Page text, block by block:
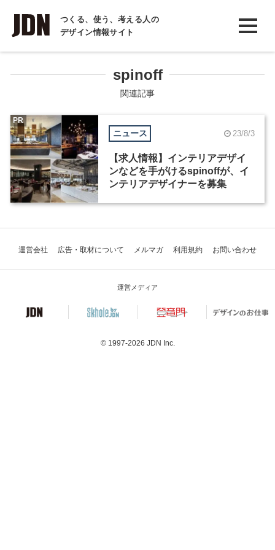
つくる、使う、考える人の
デザイン情報サイト
INTERVIEW
インタビュー
COLUMN
コラム
spinoff
関連記事
ニュース 23/8/3
【求人情報】インテリアデザイ
ンなどを手がけるspinoffが、イ
ンテリアデザイナーを募集
PR
運営会社 広告・取材について メルマガ 利用規約 お問い合わせ
運営メディア
© 1997-2026 JDN Inc.